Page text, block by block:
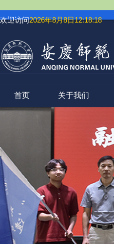
欢迎访问2026年8月8日12:18:18
首页 关于我们